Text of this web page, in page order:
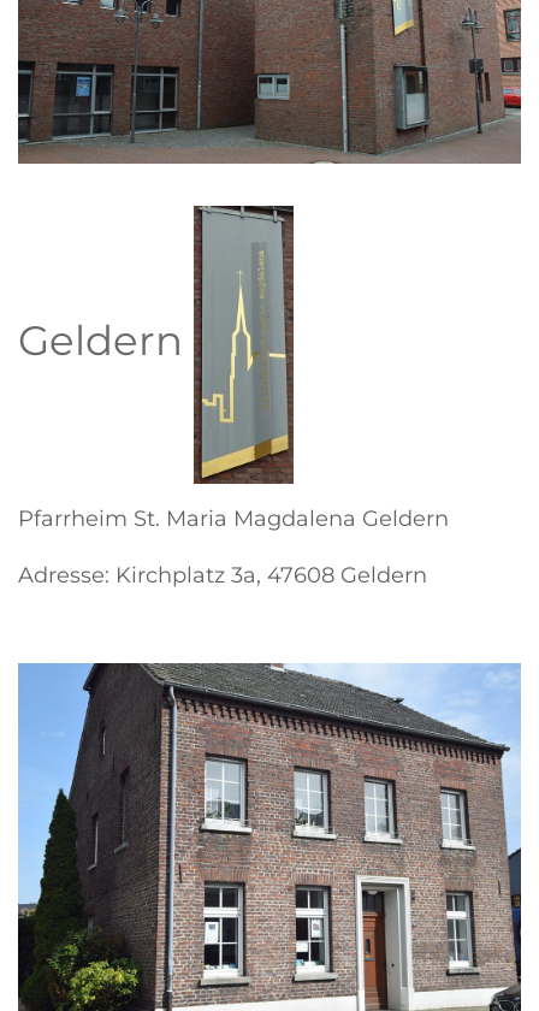
Geldern
Pfarrheim St. Maria Magdalena Geldern
Adresse: Kirchplatz 3a, 47608 Geldern